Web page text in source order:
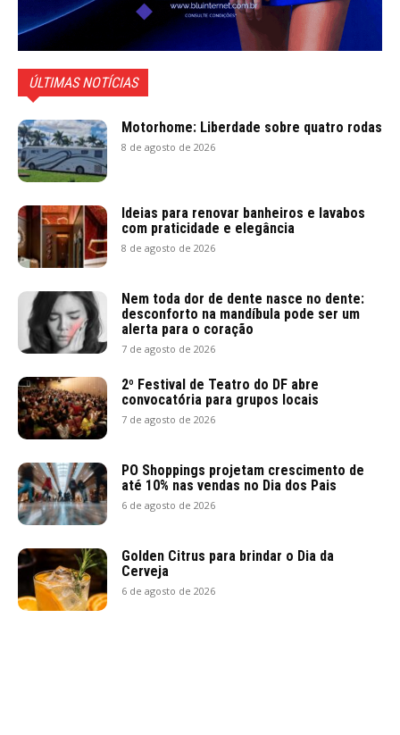
ÚLTIMAS NOTÍCIAS
Motorhome: Liberdade sobre quatro rodas
8 de agosto de 2026
Ideias para renovar banheiros e lavabos
com praticidade e elegância
8 de agosto de 2026
Nem toda dor de dente nasce no dente:
desconforto na mandíbula pode ser um
alerta para o coração
7 de agosto de 2026
2º Festival de Teatro do DF abre
convocatória para grupos locais
7 de agosto de 2026
PO Shoppings projetam crescimento de
até 10% nas vendas no Dia dos Pais
6 de agosto de 2026
Golden Citrus para brindar o Dia da
Cerveja
6 de agosto de 2026